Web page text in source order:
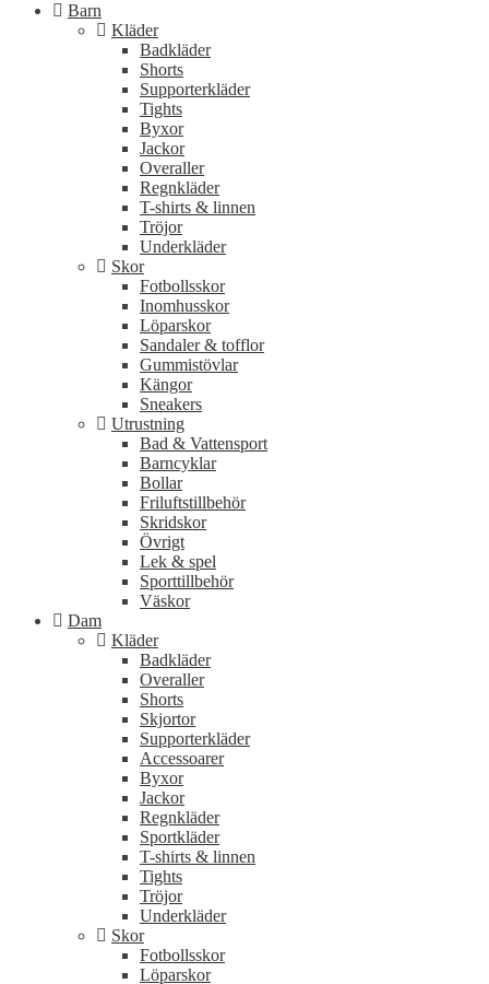
Barn
Kläder
Badkläder
Shorts
Supporterkläder
Tights
Byxor
Jackor
Overaller
Regnkläder
T-shirts & linnen
Tröjor
Underkläder
Skor
Fotbollsskor
Inomhusskor
Löparskor
Sandaler & tofflor
Gummistövlar
Kängor
Sneakers
Utrustning
Bad & Vattensport
Barncyklar
Bollar
Friluftstillbehör
Skridskor
Övrigt
Lek & spel
Sporttillbehör
Väskor
Dam
Kläder
Badkläder
Overaller
Shorts
Skjortor
Supporterkläder
Accessoarer
Byxor
Jackor
Regnkläder
Sportkläder
T-shirts & linnen
Tights
Tröjor
Underkläder
Skor
Fotbollsskor
Löparskor